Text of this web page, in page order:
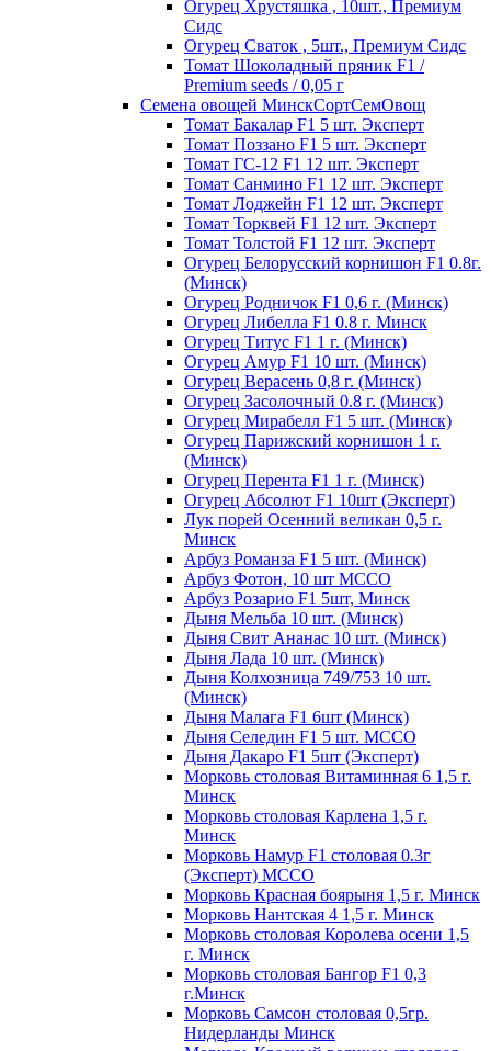
Огурец Хрустяшка , 10шт., Премиум
Сидс
Огурец Сваток , 5шт., Премиум Сидс
Томат Шоколадный пряник F1 /
Premium seeds / 0,05 г
Семена овощей МинскСортСемОвощ
Томат Бакалар F1 5 шт. Эксперт
Томат Поззано F1 5 шт. Эксперт
Томат ГС-12 F1 12 шт. Эксперт
Томат Санмино F1 12 шт. Эксперт
Томат Лоджейн F1 12 шт. Эксперт
Томат Торквей F1 12 шт. Эксперт
Томат Толстой F1 12 шт. Эксперт
Огурец Белорусский корнишон F1 0.8г.
(Минск)
Огурец Родничок F1 0,6 г. (Минск)
Огурец Либелла F1 0.8 г. Минск
Огурец Титус F1 1 г. (Минск)
Огурец Амур F1 10 шт. (Минск)
Огурец Верасень 0,8 г. (Минск)
Огурец Засолочный 0.8 г. (Минск)
Огурец Мирабелл F1 5 шт. (Минск)
Огурец Парижский корнишон 1 г.
(Минск)
Огурец Перента F1 1 г. (Минск)
Огурец Абсолют F1 10шт (Эксперт)
Лук порей Осенний великан 0,5 г.
Минск
Арбуз Романза F1 5 шт. (Минск)
Арбуз Фотон, 10 шт МССО
Арбуз Розарио F1 5шт, Минск
Дыня Мельба 10 шт. (Минск)
Дыня Свит Ананас 10 шт. (Минск)
Дыня Лада 10 шт. (Минск)
Дыня Колхозница 749/753 10 шт.
(Минск)
Дыня Малага F1 6шт (Минск)
Дыня Селедин F1 5 шт. МССО
Дыня Дакаро F1 5шт (Эксперт)
Морковь столовая Витаминная 6 1,5 г.
Минск
Морковь столовая Карлена 1,5 г.
Минск
Морковь Намур F1 столовая 0.3г
(Эксперт) МССО
Морковь Красная боярыня 1,5 г. Минск
Морковь Нантская 4 1,5 г. Минск
Морковь столовая Королева осени 1,5
г. Минск
Морковь столовая Бангор F1 0,3
г.Минск
Морковь Самсон столовая 0,5гр.
Нидерланды Минск